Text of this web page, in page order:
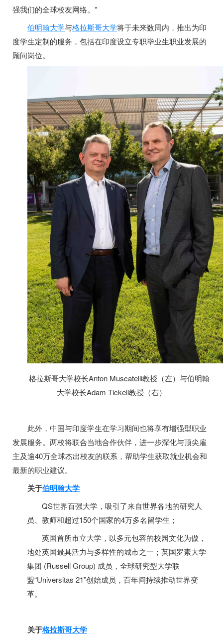
强我们的全球校友网络。”
伯明翰大学与格拉斯哥大学将于未来数周内，推出为印
度学生定制的服务，包括在印度设立专职毕业生职业发展的
顾问岗位。
格拉斯哥大学校长Anton Muscatelli教授（左）与伯明翰
大学校长Adam Tickell教授（右）
此外，中国与印度学生在学习期间也将享有增强型职业
发展服务。两校将联合当地合作伙伴，进一步深化与顶尖雇
主及逾40万全球杰出校友的联系，帮助学生获取就业机会和
最新的职业建议。
关于伯明翰大学
QS世界百强大学 ，吸引了来自世界各地的研究人
员、教师和超过150个国家的4万多名留学生 ；
英国首所市立大学，以多元包容的校园文化为傲，
地处英国最具活力与多样性的城市之一；英国罗素大学
集团 (Russell Group) 成员，全球研究型大学联
盟“Universitas 21”创始成员，百年间持续推动世界变
革。
关于格拉斯哥大学